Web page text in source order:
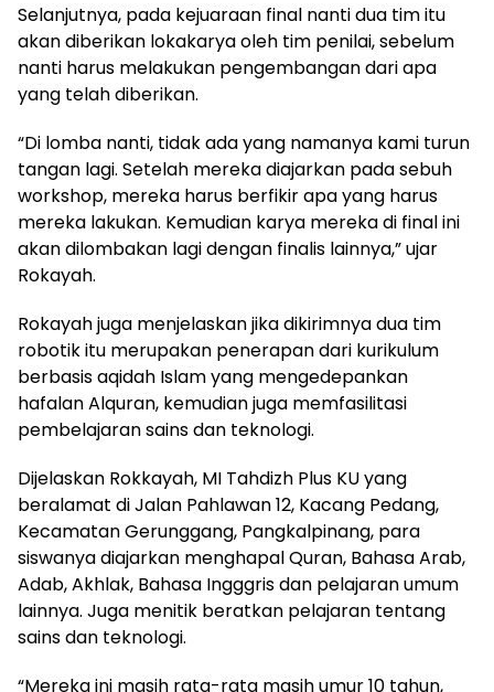
Selanjutnya, pada kejuaraan final nanti dua tim itu
akan diberikan lokakarya oleh tim penilai, sebelum
nanti harus melakukan pengembangan dari apa
yang telah diberikan.
“Di lomba nanti, tidak ada yang namanya kami turun
tangan lagi. Setelah mereka diajarkan pada sebuh
workshop, mereka harus berfikir apa yang harus
mereka lakukan. Kemudian karya mereka di final ini
akan dilombakan lagi dengan finalis lainnya,” ujar
Rokayah.
Rokayah juga menjelaskan jika dikirimnya dua tim
robotik itu merupakan penerapan dari kurikulum
berbasis aqidah Islam yang mengedepankan
hafalan Alquran, kemudian juga memfasilitasi
pembelajaran sains dan teknologi.
Dijelaskan Rokkayah, MI Tahdizh Plus KU yang
beralamat di Jalan Pahlawan 12, Kacang Pedang,
Kecamatan Gerunggang, Pangkalpinang, para
siswanya diajarkan menghapal Quran, Bahasa Arab,
Adab, Akhlak, Bahasa Ingggris dan pelajaran umum
lainnya. Juga menitik beratkan pelajaran tentang
sains dan teknologi.
“Mereka ini masih rata-rata masih umur 10 tahun,